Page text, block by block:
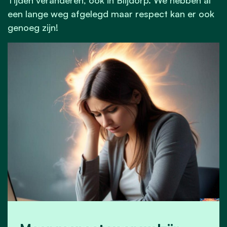
een lange weg afgelegd maar respect kan er ook
genoeg zijn!